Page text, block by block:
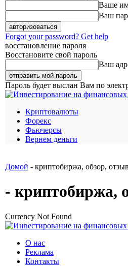
Ваше
Ваш
Forgot your password? Get help
восстановление пароля
Восстановите свой пароль
Ваш
Пароль будет выслан Вам по
Криптовалюты
Форекс
Фьючерсы
Вернем деньги
Домой - криптобиржа, обзор,
- криптобиржа,
Currency Not Found
О нас
Реклама
Контакты